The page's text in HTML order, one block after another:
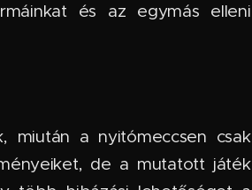
és az egymás elleni
miután a nyitómeccsen csak
de a mutatott játék